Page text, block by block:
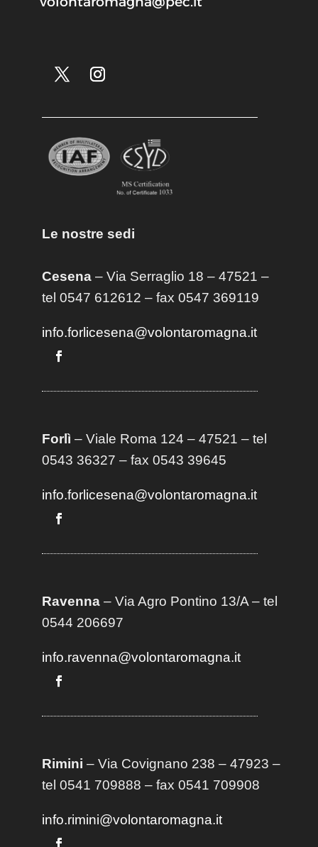
Le nostre sedi
Cesena– Via Serraglio 18 – 47521 –
tel 0547 612612 – fax 0547 369119
info.forlicesena@volontaromagna.it
Forlì – Viale Roma 124 – 47521 – tel
0543 36327 – fax 0543 39645
info.forlicesena@volontaromagna.it
Ravenna– Via Agro Pontino 13/A– tel
0544 206697
info.ravenna@volontaromagna.it
Rimini – Via Covignano 238 – 47923 –
tel 0541 709888 – fax 0541 709908
info.rimini@volontaromagna.it